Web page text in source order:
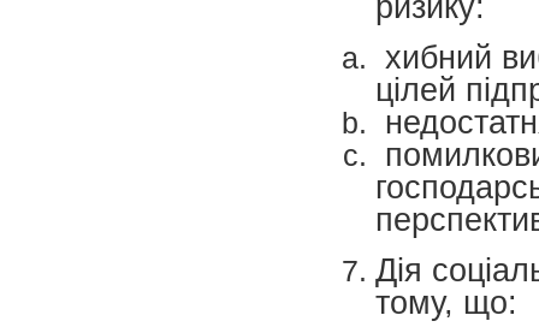
хибний
цілей
Дія
тому, що: